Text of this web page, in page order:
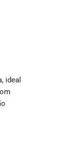
ideal